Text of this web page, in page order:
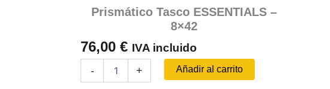
Prismático Tasco ESSENTIALS –
8×42
76,00 € IVA incluido
- + Añadir al carrito